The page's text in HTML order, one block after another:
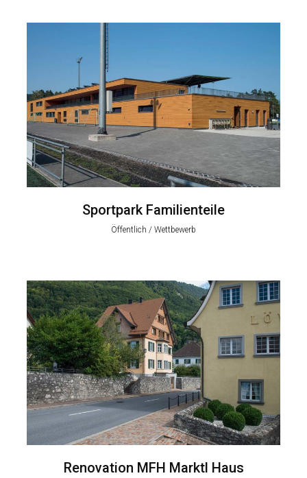
Sportpark Familienteile
Öffentlich / Wettbewerb
Renovation MFH Marktl Haus